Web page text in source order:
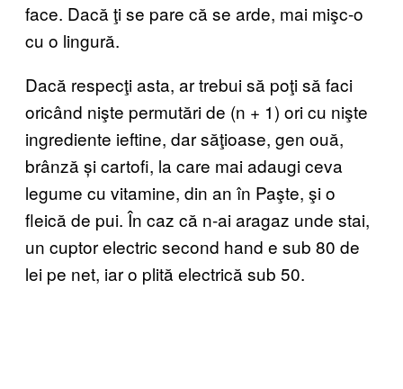
face. Dacă ţi se pare că se arde, mai mişc-o
cu o lingură.
Dacă respecţi asta, ar trebui să poţi să faci
oricând nişte permutări de (n + 1) ori cu nişte
ingrediente ieftine, dar săţioase, gen ouă,
brânză și cartofi, la care mai adaugi ceva
legume cu vitamine, din an în Paşte, şi o
fleică de pui. În caz că n-ai aragaz unde stai,
un cuptor electric second hand e sub 80 de
lei pe net, iar o plită electrică sub 50.